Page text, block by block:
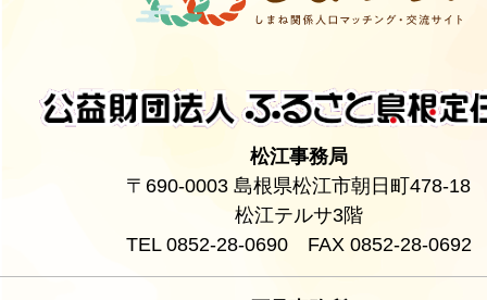
松江事務局
〒690-0003 島根県松江市朝日町478-18
松江テルサ3階
TEL 0852-28-0690 FAX 0852-28-0692